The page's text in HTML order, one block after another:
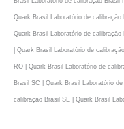
Quark Brasil Laboratório de calibraçāo
Quark Brasil Laboratório de
| Quark Brasil Laboratório de
RO | Quark Brasil Laboratório de
Brasil SC | Quark Brasil Laboratório
calibraçāo Brasil SE | Quark Brasil